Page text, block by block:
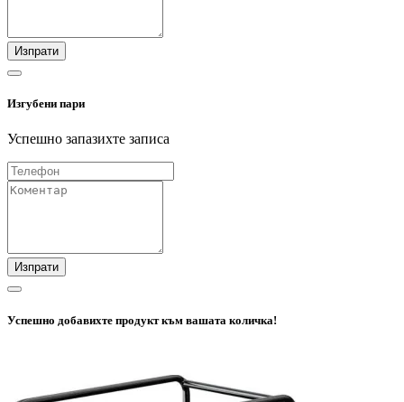
Изпрати
Изгубени пари
Успешно запазихте записа
Изпрати
Успешно добавихте продукт към вашата количка!